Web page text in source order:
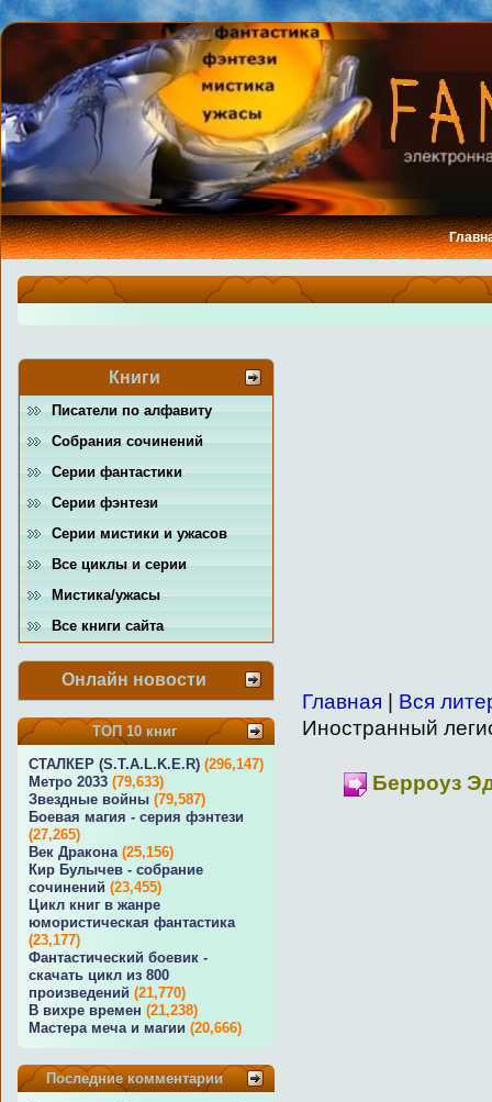
Книги
Писатели по алфавиту
Собрания сочинений
Серии фантастики
Серии фэнтези
Серии мистики и ужасов
Все циклы и серии
Мистика/ужасы
Все книги сайта
Онлайн новости
ТОП 10 книг
СТАЛКЕР (S.T.A.L.K.E.R) (296,147)
Метро 2033 (79,633)
Звездные войны (79,587)
Боевая магия - серия фэнтези
(27,265)
Век Дракона (25,156)
Кир Булычев - собрание
сочинений (23,455)
Цикл книг в жанре
юмористическая фантастика
(23,177)
Фантастический боевик -
скачать цикл из 800
произведений (21,770)
В вихре времен (21,238)
Мастера меча и магии (20,666)
Последние комментарии
Главная
Вся
Иностранный
Берроуз